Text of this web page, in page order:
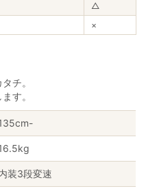
△
×
チ。
す。
装3段変速